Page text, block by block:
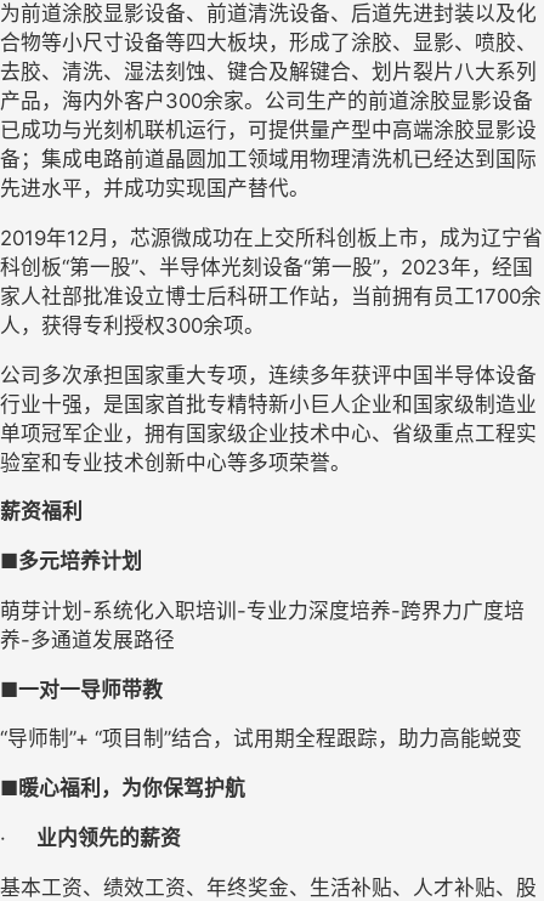
为前道涂胶显影设备、前道清洗设备、后道先进封装以及化
合物等小尺寸设备等四大板块，形成了涂胶、显影、喷胶、
去胶、清洗、湿法刻蚀、键合及解键合、划片裂片八大系列
产品，海内外客户300余家。公司生产的前道涂胶显影设备
已成功与光刻机联机运行，可提供量产型中高端涂胶显影设
备；集成电路前道晶圆加工领域用物理清洗机已经达到国际
先进水平，并成功实现国产替代。
2019年12月，芯源微成功在上交所科创板上市，成为辽宁省
科创板“第一股”、半导体光刻设备“第一股”，2023年，经国
家人社部批准设立博士后科研工作站，当前拥有员工1700余
人，获得专利授权300余项。
公司多次承担国家重大专项，连续多年获评中国半导体设备
行业十强，是国家首批专精特新小巨人企业和国家级制造业
单项冠军企业，拥有国家级企业技术中心、省级重点工程实
验室和专业技术创新中心等多项荣誉。
薪资福利
■多元培养计划
萌芽计划-系统化入职培训-专业力深度培养-跨界力广度培
养-多通道发展路径
■一对一导师带教
“导师制”+ “项目制”结合，试用期全程跟踪，助力高能蜕变
■暖心福利，为你保驾护航
· 业内领先的薪资
基本工资、绩效工资、年终奖金、生活补贴、人才补贴、股